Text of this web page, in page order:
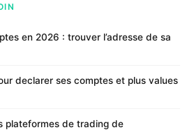
en 2026 : trouver l’adresse de sa
declarer ses comptes et plus values
plateformes de trading de